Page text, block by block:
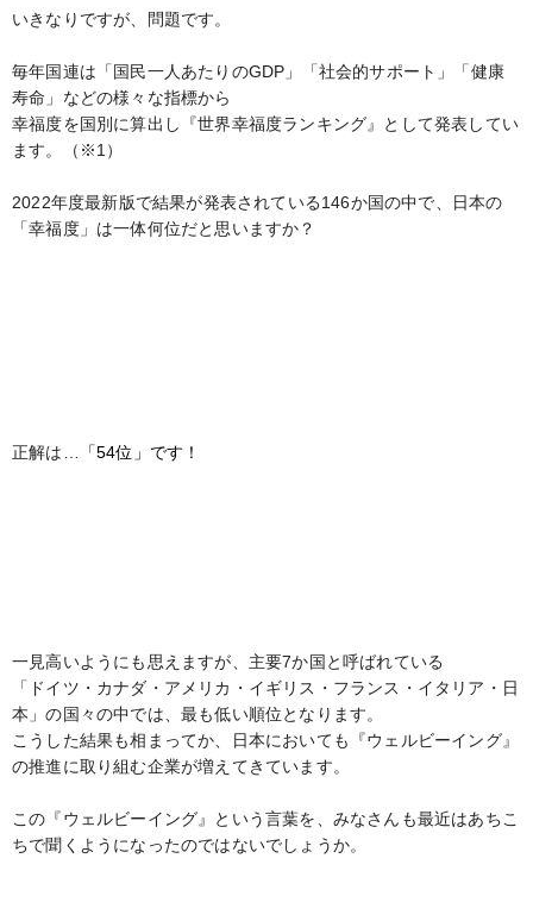
いきなりですが、問題です。
毎年国連は「国民一人あたりのGDP」「社会的サポート」「健康
寿命」などの様々な指標から
幸福度を国別に算出し『世界幸福度ランキング』として発表してい
ます。（※1）
2022年度最新版で結果が発表されている146か国の中で、日本の
「幸福度」は一体何位だと思いますか？
正解は… 「54位」です！
一見高いようにも思えますが、主要7か国と呼ばれている
「ドイツ・カナダ・アメリカ・イギリス・フランス・イタリア・日
本」の国々の中では、最も低い順位となります。
こうした結果も相まってか、日本においても『ウェルビーイング』
の推進に取り組む企業が増えてきています。
この『ウェルビーイング』という言葉を、みなさんも最近はあちこ
ちで聞くようになったのではないでしょうか。